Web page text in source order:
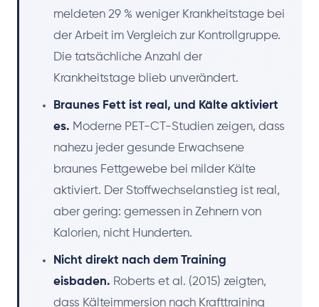
meldeten 29 % weniger Krankheitstage bei
der Arbeit im Vergleich zur Kontrollgruppe.
Die tatsächliche Anzahl der
Krankheitstage blieb unverändert.
Braunes Fett ist real, und Kälte aktiviert
es. Moderne PET-CT-Studien zeigen, dass
nahezu jeder gesunde Erwachsene
braunes Fettgewebe bei milder Kälte
aktiviert. Der Stoffwechselanstieg ist real,
aber gering: gemessen in Zehnern von
Kalorien, nicht Hunderten.
Nicht direkt nach dem Training
eisbaden. Roberts et al. (2015) zeigten,
dass Kälteimmersion nach Krafttraining